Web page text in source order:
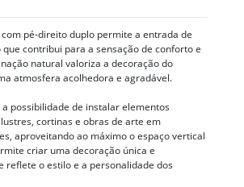
pé-direito duplo permite a entrada de
contribui para a sensação de conforto e
natural valoriza a decoração do
atmosfera acolhedora e agradável.
possibilidade de instalar elementos
cortinas e obras de arte em
aproveitando ao máximo o espaço vertical
criar uma decoração única e
reflete o estilo e a personalidade dos